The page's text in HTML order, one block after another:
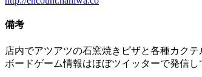
備考
店内でアツアツの石窯焼きピザと各種カク
ボードゲーム情報はほぼツイッターで発信し